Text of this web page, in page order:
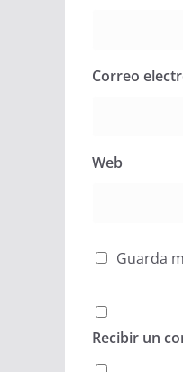
Correo
Web
Guarda
Recibir un